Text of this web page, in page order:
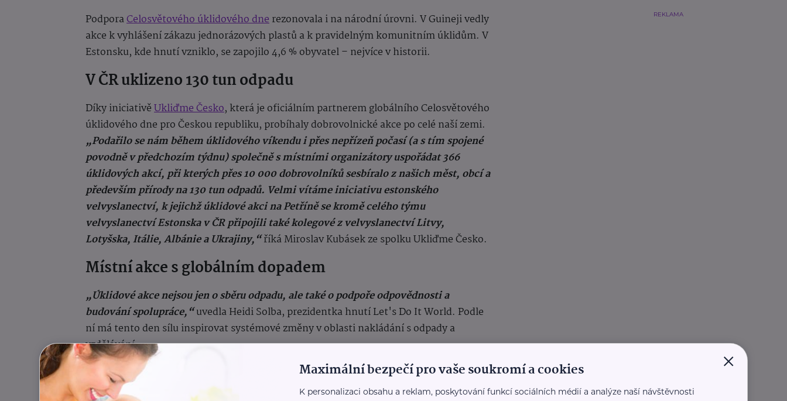
PodporaCelosvětového úklidového dnerezonovala i na národní úrovni. V Guineji vedly
akce k vyhlášení zákazu jednorázových plastů a k pravidelným komunitním úklidům. V
Estonsku, kde hnutí vzniklo, se zapojilo 4,6 % obyvatel – nejvíce v historii.
V ČR uklizeno 130 tun odpadu
Díky iniciativěUkliďme Česko, která je oficiálním partnerem globálního Celosvětového
úklidového dne pro Českou republiku, probíhaly dobrovolnické akce po celé naší zemi.
„Podařilo se nám během úklidového víkendu i přes nepřízeň počasí (a s tím spojené
povodně v předchozím týdnu) společně s místními organizátory uspořádat 366
úklidových akcí, při kterých přes 10 000 dobrovolníků sesbíralo z našich měst, obcí a
především přírody na 130 tun odpadů. Velmi vítáme iniciativu estonského
velvyslanectví, k jejichž úklidové akci na Petříně se kromě celého týmu
velvyslanectví Estonska v ČR připojili také kolegové z velvyslanectví Litvy,
Lotyšska, Itálie, Albánie a Ukrajiny,“říká Miroslav Kubásek ze spolku Ukliďme Česko.
Místní akce s globálním dopadem
„Úklidové akce nejsou jen o sběru odpadu, ale také o podpoře odpovědnosti a
budování spolupráce,“uvedla Heidi Solba, prezidentka hnutí Let's Do It World. Podle
ní má tento den sílu inspirovat systémové změny v oblasti nakládání s odpady a
vzdělávání.
Cíl: Svět bez odpadu
REKLAMA
×
Maximální bezpečí pro vaše soukromí a cookies
K personalizaci obsahu a reklam, poskytování funkcí sociálních médií a analýze naší návštěvnosti